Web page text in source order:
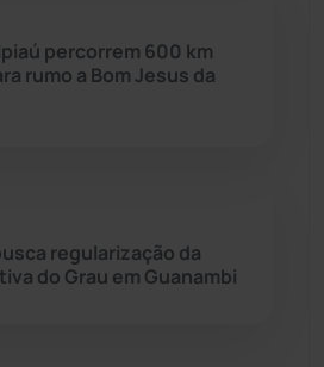
percorrem 600 km
rumo a Bom Jesus da
regularização da
do Grau em Guanambi